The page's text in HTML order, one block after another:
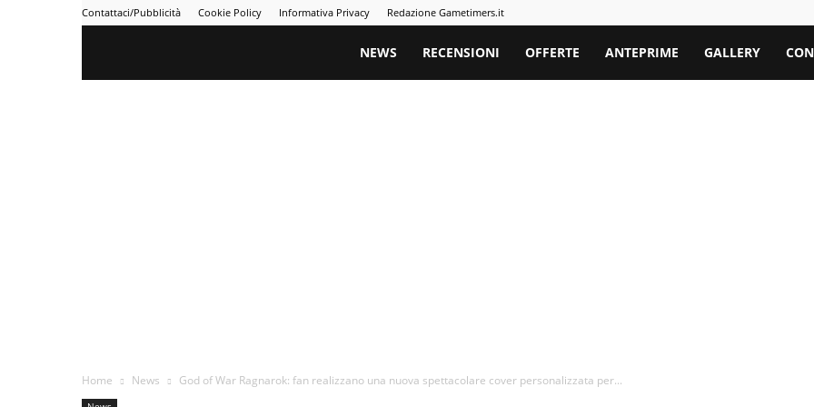
Contattaci/Pubblicità Cookie Policy Informativa Privacy Redazione Gametimers.it
Gametimers
NEWS RECENSIONI OFFERTE ANTEPRIME GALLERY
Home News God of War Ragnarok: fan realizzano una nuova spettacolare cover personalizzata per...